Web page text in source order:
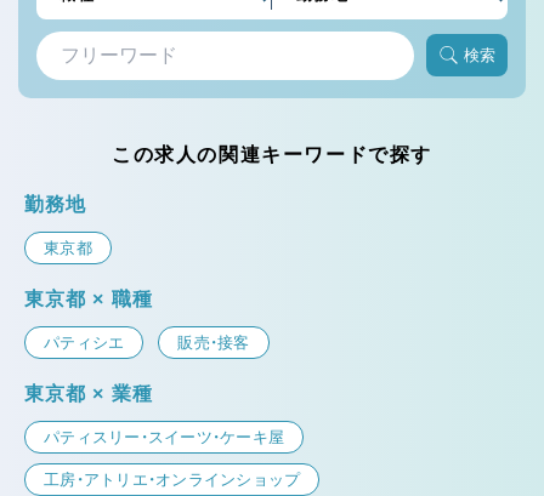
検索
この求人の関連キーワードで探す
勤務地
東京都
東京都 × 職種
パティシエ 販売・接客
東京都 × 業種
パティスリー・スイーツ・ケーキ屋
工房・アトリエ・オンラインショップ